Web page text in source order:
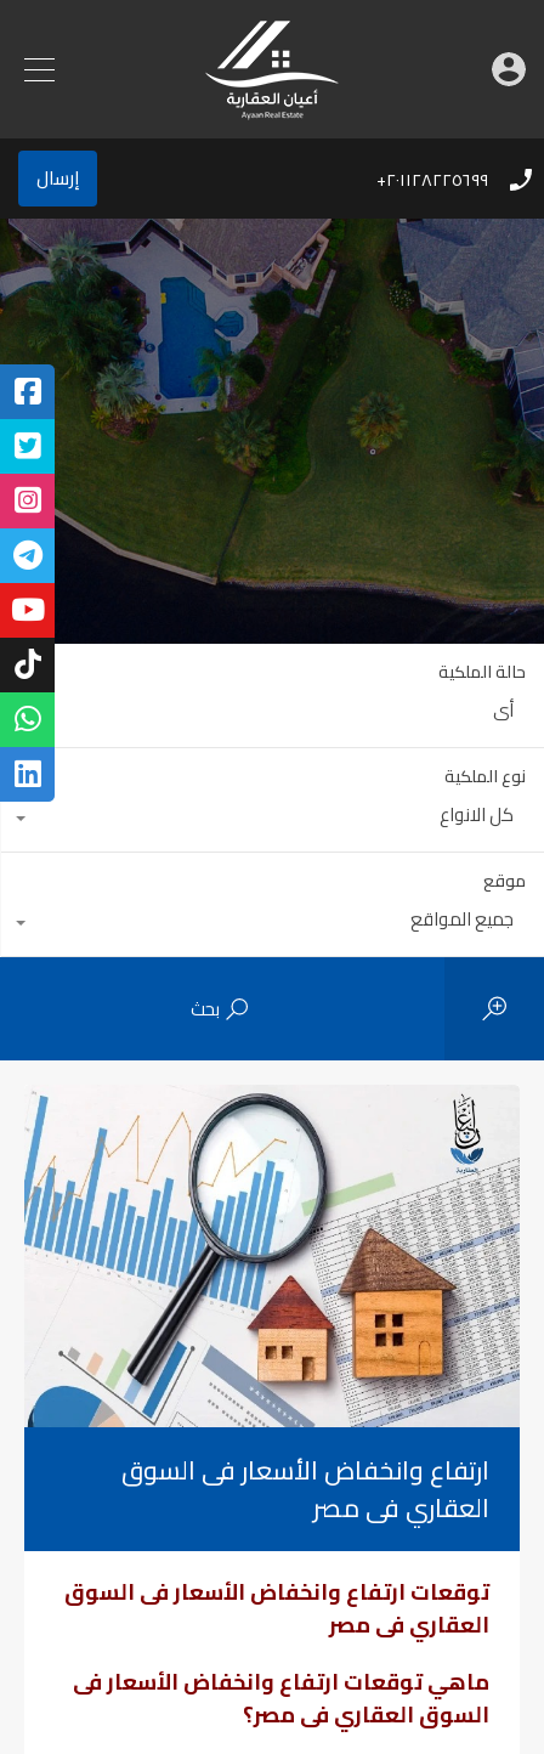
٢٠١١٢٨٢٢٥٦٩٩+ إرسال
حالة الملكية
أي
نوع الملكية
كل الانواع
موقع
جميع المواقع
بحث
ارتفاع وانخفاض الأسعار فى السوق
العقاري فى مصر
توقعات ارتفاع وانخفاض الأسعار فى السوق
العقاري فى مصر
ماهي توقعات ارتفاع وانخفاض الأسعار فى
السوق العقاري فى مصر؟